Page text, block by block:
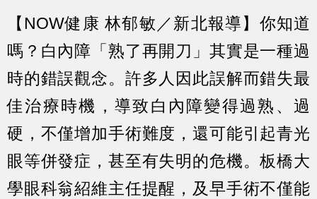
【NOW健康 林郁敏／新北報導】你知道
嗎？白內障「熟了再開刀」其實是一種過
時的錯誤觀念。許多人因此誤解而錯失最
佳治療時機，導致白內障變得過熟、過
硬，不僅增加手術難度，還可能引起青光
眼等併發症，甚至有失明的危機。板橋大
學眼科翁紹維主任提醒，及早手術不僅能